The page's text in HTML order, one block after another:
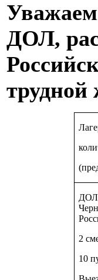
ДОЛ,
трудной
2
10